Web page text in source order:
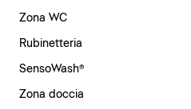
Zona WC
Rubinetteria
SensoWash®
Zona doccia